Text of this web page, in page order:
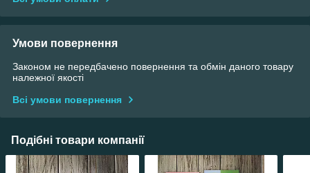
Умови повернення
Законом не передбачено повернення та обмін даного товару
належної якості
Всі умови повернення
Подібні товари компанії